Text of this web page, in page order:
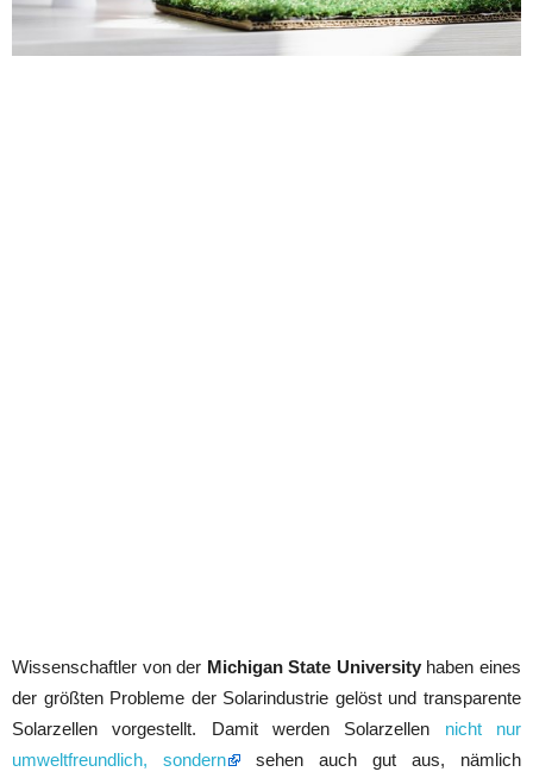
Wissenschaftler von der Michigan State Universityhaben eines
der größten Probleme der Solarindustrie gelöst und transparente
Solarzellen vorgestellt. Damit werden Solarzellen nicht nur
umweltfreundlich, sondern
sehen auch gut aus, nämlich